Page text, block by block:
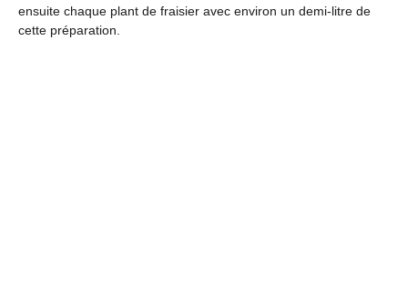
ensuite chaque plant de fraisier avec environ un demi-litre de
cette préparation.